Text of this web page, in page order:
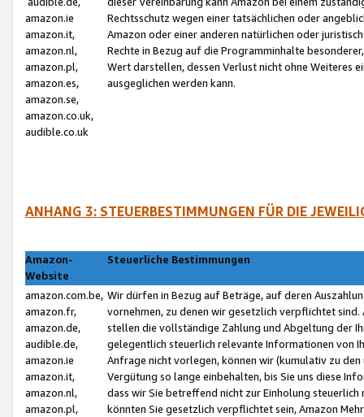
amazon.ie
amazon.it,
amazon.nl,
amazon.pl,
amazon.es,
amazon.se,
amazon.co.uk,
audible.co.uk
Rechtsschutz wegen einer tatsächlichen oder
Amazon oder einer anderen natürlichen oder
Rechte in Bezug auf die Programminhalte
Wert darstellen, dessen Verlust nicht ohne Weiteres
ausgeglichen werden kann.
ANHANG 3: STEUERBESTIMMUNGEN FÜR DIE
Amazon-
Website
Steuerliche Bestimmungen
amazon.com.be,
amazon.fr,
amazon.de,
audible.de,
amazon.ie
amazon.it,
amazon.nl,
amazon.pl,
Wir dürfen in Bezug auf Beträge, auf deren
vornehmen, zu denen wir gesetzlich verpflichtet
stellen die vollständige Zahlung und Abgeltung der
gelegentlich steuerlich relevante Informationen von
Anfrage nicht vorlegen, können wir (kumulativ zu
Vergütung so lange einbehalten, bis Sie uns diese
dass wir Sie betreffend nicht zur Einholung
könnten Sie gesetzlich verpflichtet sein, Amazon